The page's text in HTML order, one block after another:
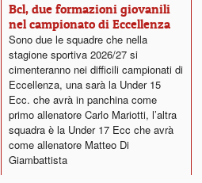
Bcl, due formazioni giovanili
nel campionato di Eccellenza
Sono due le squadre che nella
stagione sportiva 2026/27 si
cimenteranno nei difficili campionati di
Eccellenza, una sarà la Under 15
Ecc. che avrà in panchina come
primo allenatore Carlo Mariotti, l’altra
squadra è la Under 17 Ecc che avrà
come allenatore Matteo Di
Giambattista